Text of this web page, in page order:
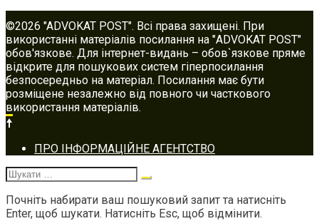
©2026 "ADVOKAT POST". Всі права захищені. При
використанні матеріалів посилання на "ADVOKAT POST"
обов'язкове. Для інтернет-видань – обов`язкове пряме
відкрите для пошукових систем гіперпосилання
безпосередньо на матеріал. Посилання має бути
розміщене незалежно від повного чи часткового
використання матеріалів.
Footer
navigation
ПРО ІНФОРМАЦІЙНЕ АГЕНТСТВО
Шукати:
Почніть набирати ваш пошуковий запит та натисніть
Enter, щоб шукати. Натисніть Esc, щоб відмінити.